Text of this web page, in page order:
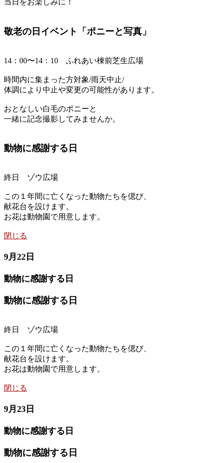
当日をお楽しみに！
敬老の日イベント「ポニーと写真」
14：00〜14：10 ふれあい棟前芝生広場
時間内に集まった方対象/雨天中止/
体調により中止や変更の可能性があります。
おとなしい白毛のポニーと
一緒に記念撮影してみませんか。
動物に感謝する日
終日 ゾウ広場
この１年間に亡くなった動物たちを偲び、
献花台を設けます。
お花は動物園で用意します。
閉じる
9月22日
動物に感謝する日
動物に感謝する日
終日 ゾウ広場
この１年間に亡くなった動物たちを偲び、
献花台を設けます。
お花は動物園で用意します。
閉じる
9月23日
動物に感謝する日
動物に感謝する日